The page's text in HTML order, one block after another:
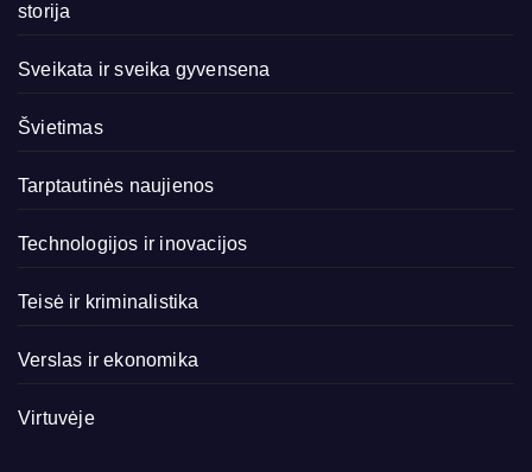
storija
Sveikata ir sveika gyvensena
Švietimas
Tarptautinės naujienos
Technologijos ir inovacijos
Teisė ir kriminalistika
Verslas ir ekonomika
Virtuvėje